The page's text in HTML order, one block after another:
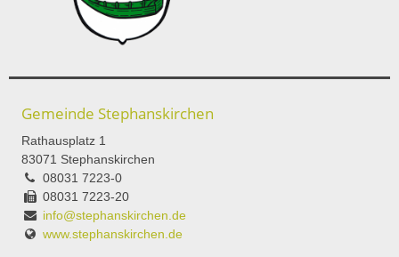
Gemeinde Stephanskirchen
Rathausplatz 1
83071 Stephanskirchen
08031 7223-0
08031 7223-20
info@stephanskirchen.de
www.stephanskirchen.de